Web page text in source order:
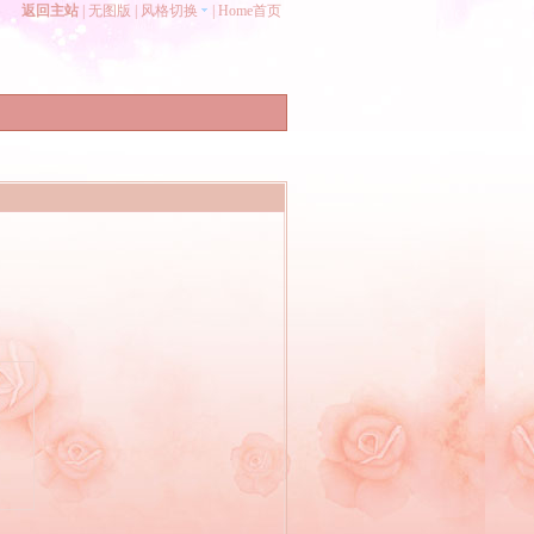
返回主站 无图版 风格切换 Home首页